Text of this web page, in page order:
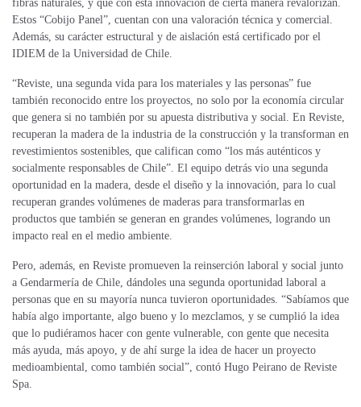
fibras naturales, y que con esta innovación de cierta manera revalorizan.
Estos “Cobijo Panel”, cuentan con una valoración técnica y comercial.
Además, su carácter estructural y de aislación está certificado por el
IDIEM de la Universidad de Chile.
“Reviste, una segunda vida para los materiales y las personas” fue
también reconocido entre los proyectos, no solo por la economía circular
que genera si no también por su apuesta distributiva y social. En Reviste,
recuperan la madera de la industria de la construcción y la transforman en
revestimientos sostenibles, que califican como “los más auténticos y
socialmente responsables de Chile”. El equipo detrás vio una segunda
oportunidad en la madera, desde el diseño y la innovación, para lo cual
recuperan grandes volúmenes de maderas para transformarlas en
productos que también se generan en grandes volúmenes, logrando un
impacto real en el medio ambiente.
Pero, además, en Reviste promueven la reinserción laboral y social junto
a Gendarmería de Chile, dándoles una segunda oportunidad laboral a
personas que en su mayoría nunca tuvieron oportunidades. “Sabíamos que
había algo importante, algo bueno y lo mezclamos, y se cumplió la idea
que lo pudiéramos hacer con gente vulnerable, con gente que necesita
más ayuda, más apoyo, y de ahí surge la idea de hacer un proyecto
medioambiental, como también social”, contó Hugo Peirano de Reviste
Spa.